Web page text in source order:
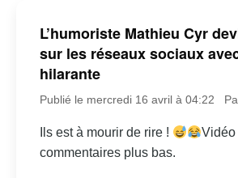
L’humoriste Mathieu Cyr
sur les réseaux sociaux
hilarante
Publié le mercredi 16 avril à 04:22
Ils est à mourir de rire !
Vidéo
commentaires plus bas.